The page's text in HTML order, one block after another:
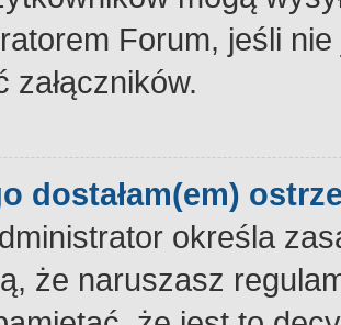
Forum, jeśli
załączników.
dostałam(em)
określa
że naruszasz